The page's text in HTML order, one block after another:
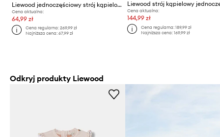
Liewood jednoczęściowy strój kąpielowy niemowlęcy
Cena aktualna:
64,99 zł
Cena regularna:269,99 zł
Najniższa cena:67,99 zł
Cena aktualna:
144,99 zł
Cena regularna: 189,99 zł
Najniższa cena: 169,99 zł
Odkryj produkty Liewood